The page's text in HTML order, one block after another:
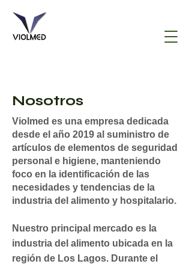
Nosotros
Violmed es una empresa dedicada
desde el año 2019 al suministro de
artículos de elementos de seguridad
personal e higiene, manteniendo
foco en la identificación de las
necesidades y tendencias de la
industria del alimento y hospitalario.
Nuestro principal mercado es la
industria del alimento ubicada en la
región de Los Lagos. Durante el